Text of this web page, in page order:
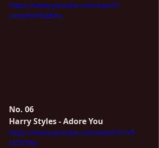
https://www.youtube.com/watch?
v=mxFstYSbBmc
No. 06
Harry Styles - Adore You
https://www.youtube.com/watch?v=VF-
r5TtlT9w